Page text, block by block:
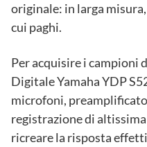
originale: in larga
cui paghi.
Per acquisire i campioni
Digitale Yamaha YDP
microfoni,
registrazione di altissima
ricreare la risposta